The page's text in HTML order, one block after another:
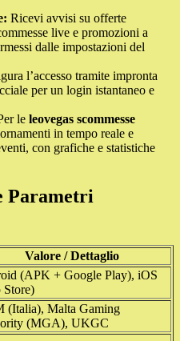
Ricevi avvisi su offerte
live e promozioni a
dalle impostazioni del
l’accesso tramite impronta
per un login istantaneo e
le leovegas scommesse
in tempo reale e
con grafiche e statistiche
Parametri
Valore / Dettaglio
(APK + Google Play), iOS
(Italia), Malta Gaming
(MGA), UKGC